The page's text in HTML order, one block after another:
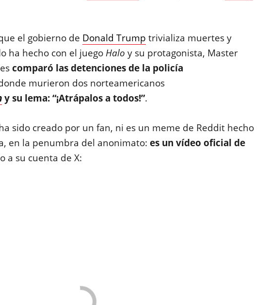
el gobierno de Donald Trump trivializa muertes y
ha hecho con el juego Halo y su protagonista, Master
comparó las detenciones de la policía
murieron dos norteamericanos
y su lema: “¡Atrápalos a todos!”.
sido creado por un fan, ni es un meme de Reddit hecho
en la penumbra del anonimato: es un vídeo oficial de
a su cuenta de X: